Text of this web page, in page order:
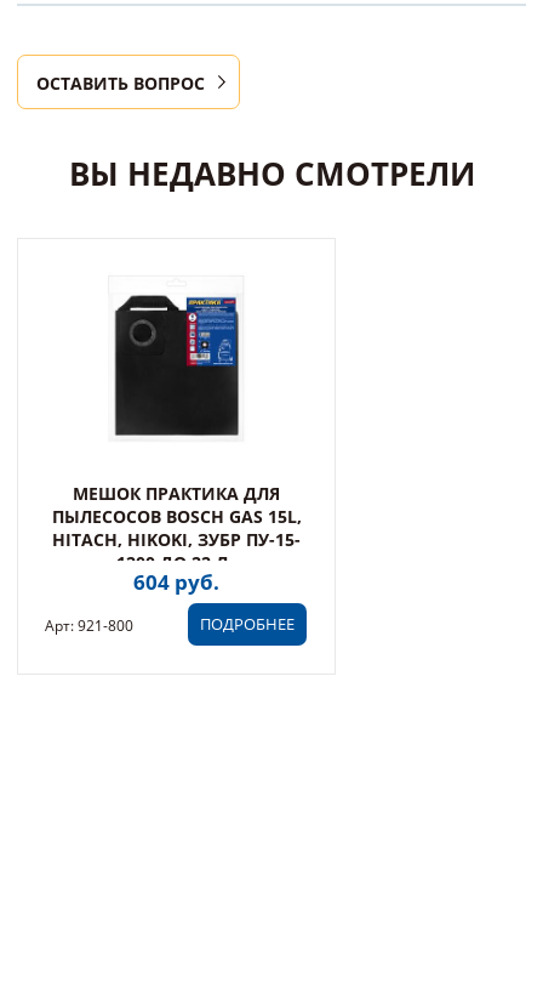
ОСТАВИТЬ ВОПРОС
ВЫ НЕДАВНО СМОТРЕЛИ
МЕШОК ПРАКТИКА ДЛЯ
ПЫЛЕСОСОВ BOSCH GAS 15L,
HITACH, HIKOKI, ЗУБР ПУ-15-
1200 ДО 22 Л.,
МНОГОРАЗОВЫЙ,
СИНТЕТИКА, 1ШТ. (921-800)
604 руб.
ПОДРОБНЕЕ
Арт: 921-800